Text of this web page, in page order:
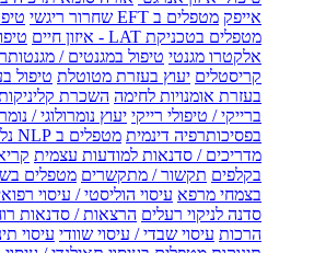
אייפק מטפלים ב EFT שחרור ריגשי
מטפלים בטכניקת LAT - איזון חיים
אלקטרו מגנטי טיפול במגנטים /
קריסטלים יעוץ בעזרת מטוטלת טיפול
בעזרת אומנויות לחימה השכרת
ברייקי / טיפולי רייקי יעוץ נומרולוגי /
בפסיכותרפיה דינמית מטפלים ב NLP נלפ
מדריכים / סדנאות למודעות עצמית
בקלפים תקשור / מתקשרים מטפלים
בצמחי מרפא עיסוי הוליסטי / עיסוי
סדנה לניקוי רעלים הרצאות / סדנאות
הרכות עיסוי שבדי / עיסוי שוודי עיסוי